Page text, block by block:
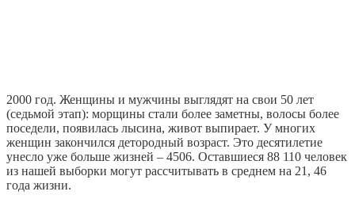
2000 год. Женщины и мужчины выглядят на свои 50 лет
(седьмой этап): морщины стали более заметны, волосы более
поседели, появилась лысина, живот выпирает. У многих
женщин закончился детородный возраст. Это десятилетие
унесло уже больше жизней – 4506. Оставшиеся 88 110 человек
из нашей выборки могут рассчитывать в среднем на 21, 46
года жизни.